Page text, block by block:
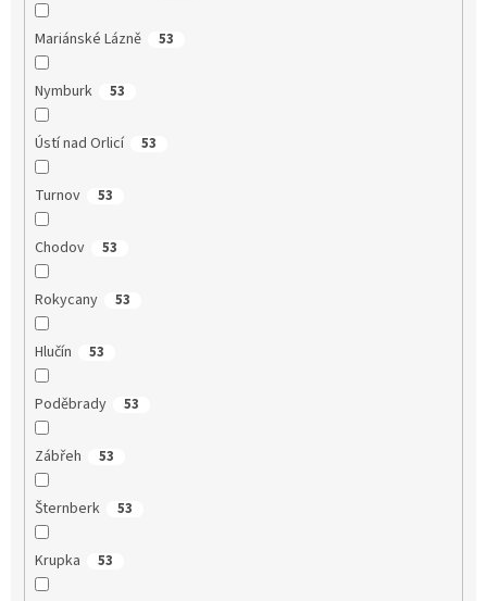
Mariánské Lázně 53
Nymburk 53
Ústí nad Orlicí 53
Turnov 53
Chodov 53
Rokycany 53
Hlučín 53
Poděbrady 53
Zábřeh 53
Šternberk 53
Krupka 53